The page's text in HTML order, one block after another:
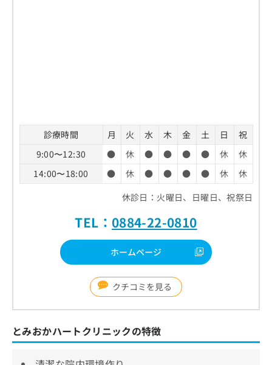
診療時間 月 火 水 木 金 土 日
祝
9:00〜12:30
● 休 ● ● ● ● 休
休
14:00〜18:00
● 休 ● ● ● ● 休
休
休診日：火曜日、日曜日、祝祭日
TEL： 0884-22-0810
ホームページ
クチコミを見る
とみおかハートクリニックの特徴